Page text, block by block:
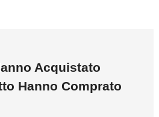
Acquistato
Hanno Comprato